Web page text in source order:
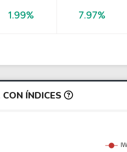
1.99% 7.97%
ÍNDICES